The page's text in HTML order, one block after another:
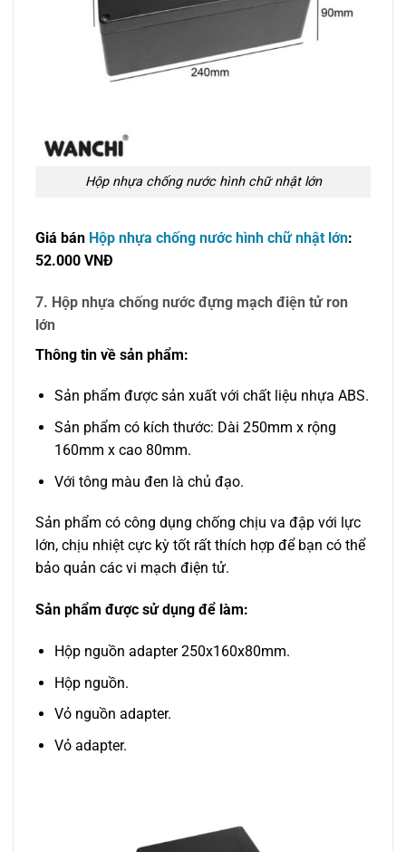
Hộp nhựa chống nước hình chữ nhật lớn
Giá bán Hộp nhựa chống nước hình chữ nhật lớn:
52.000 VNĐ
7. Hộp nhựa chống nước đựng mạch điện tử ron
lớn
Thông tin về sản phẩm:
Sản phẩm được sản xuất với chất liệu nhựa ABS.
Sản phẩm có kích thước: Dài 250mm x rộng
160mm x cao 80mm.
Với tông màu đen là chủ đạo.
Sản phẩm có công dụng chống chịu va đập với lực
lớn, chịu nhiệt cực kỳ tốt rất thích hợp để bạn có thể
bảo quản các vi mạch điện tử.
Sản phẩm được sử dụng để làm:
Hộp nguồn adapter 250x160x80mm.
Hộp nguồn.
Vỏ nguồn adapter.
Vỏ adapter.